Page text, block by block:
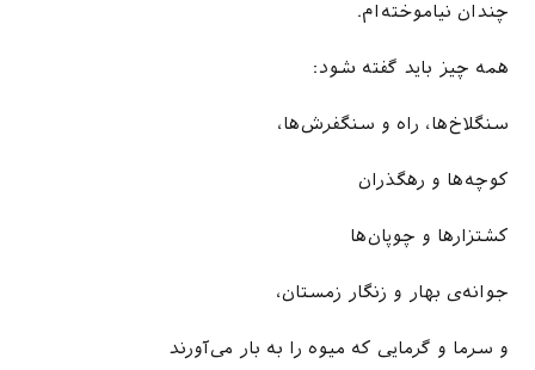
چندان نیاموخته‌ام.
همه چیز باید گفته شود:
سنگلاخ‌ها، راه و سنگفرش‌ها،
کوچه‌ها و رهگذران
کشتزارها و چوپان‌ها
جوانه‌ی بهار و زنگار زمستان،
و سرما و گرمایی که میوه را به بار می­‌آورند